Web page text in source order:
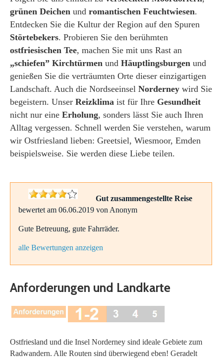
grünen Deichen und romantischen Feuchtwiesen.
Entdecken Sie die Kultur der Region auf den Spuren
Störtebekers. Probieren Sie den berühmten
ostfriesischen Tee, machen Sie mit uns Rast an
„schiefen” Kirchtürmen und Häuptlingsburgen und
genießen Sie die verträumten Orte dieser einzigartigen
Landschaft. Auch die Nordseeinsel Norderney wird Sie
begeistern. Unser Reizklima ist für Ihre Gesundheit
nicht nur eine Erholung, sonders lässt Sie auch Ihren
Alltag vergessen. Schnell werden Sie verstehen, warum
wir Ostfriesland lieben: Greetsiel, Wiesmoor, Emden
beispielsweise. Sie werden diese Liebe teilen.
Gut zusammengestellte Reise
bewertet am 06.06.2019 von Anonym
Gute Betreuung, gute Fahrräder.
alle Bewertungen anzeigen
Anforderungen und Landkarte
Ostfriesland und die Insel Norderney sind ideale Gebiete zum
Radwandern. Alle Routen sind überwiegend eben! Geradelt